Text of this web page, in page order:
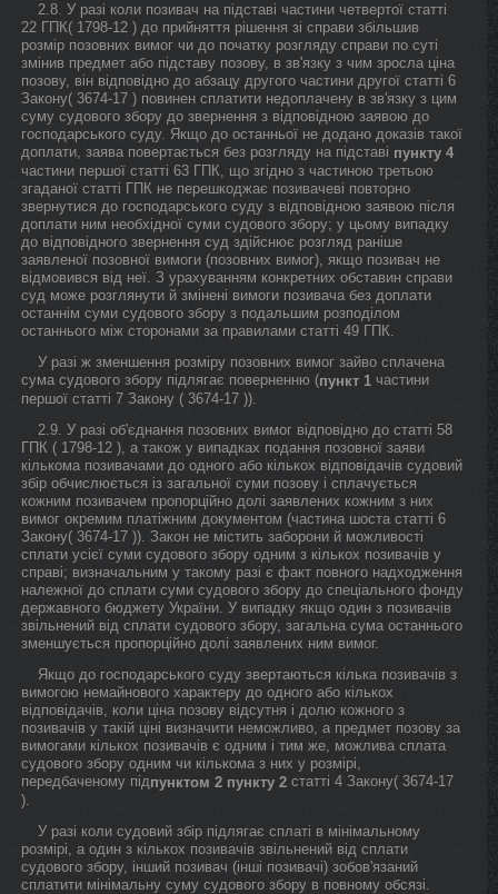
2.8. У разі коли позивач на підставі частини четвертої статті
22 ГПК( 1798-12 ) до прийняття рішення зі справи збільшив
розмір позовних вимог чи до початку розгляду справи по суті
змінив предмет або підставу позову, в зв'язку з чим зросла ціна
позову, він відповідно до абзацу другого частини другої статті 6
Закону( 3674-17 ) повинен сплатити недоплачену в зв'язку з цим
суму судового збору до звернення з відповідною заявою до
господарського суду. Якщо до останньої не додано доказів такої
доплати, заява повертається без розгляду на підставі пункту 4
частини першої статті 63 ГПК, що згідно з частиною третьою
згаданої статті ГПК не перешкоджає позивачеві повторно
звернутися до господарського суду з відповідною заявою після
доплати ним необхідної суми судового збору; у цьому випадку
до відповідного звернення суд здійснює розгляд раніше
заявленої позовної вимоги (позовних вимог), якщо позивач не
відмовився від неї. З урахуванням конкретних обставин справи
суд може розглянути й змінені вимоги позивача без доплати
останнім суми судового збору з подальшим розподілом
останнього між сторонами за правилами статті 49 ГПК.
У разі ж зменшення розміру позовних вимог зайво сплачена
сума судового збору підлягає поверненню (пункт 1 частини
першої статті 7 Закону ( 3674-17 )).
2.9. У разі об'єднання позовних вимог відповідно до статті 58
ГПК ( 1798-12 ), а також у випадках подання позовної заяви
кількома позивачами до одного або кількох відповідачів судовий
збір обчислюється із загальної суми позову і сплачується
кожним позивачем пропорційно долі заявлених кожним з них
вимог окремим платіжним документом (частина шоста статті 6
Закону( 3674-17 )). Закон не містить заборони й можливості
сплати усієї суми судового збору одним з кількох позивачів у
справі; визначальним у такому разі є факт повного надходження
належної до сплати суми судового збору до спеціального фонду
державного бюджету України. У випадку якщо один з позивачів
звільнений від сплати судового збору, загальна сума останнього
зменшується пропорційно долі заявлених ним вимог.
Якщо до господарського суду звертаються кілька позивачів з
вимогою немайнового характеру до одного або кількох
відповідачів, коли ціна позову відсутня і долю кожного з
позивачів у такій ціні визначити неможливо, а предмет позову за
вимогами кількох позивачів є одним і тим же, можлива сплата
судового збору одним чи кількома з них у розмірі,
передбаченому підпунктом 2 пункту 2 статті 4 Закону( 3674-17
).
У разі коли судовий збір підлягає сплаті в мінімальному
розмірі, а один з кількох позивачів звільнений від сплати
судового збору, інший позивач (інші позивачі) зобов'язаний
сплатити мінімальну суму судового збору в повному обсязі.